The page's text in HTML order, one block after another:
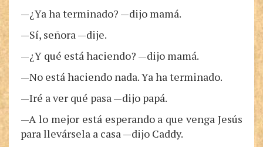
—¿Ya ha terminado? —dijo mamá.
—Sí, señora —dije.
—¿Y qué está haciendo? —dijo mamá.
—No está haciendo nada. Ya ha terminado.
—Iré a ver qué pasa —dijo papá.
—A lo mejor está esperando a que venga Jesús
para llevársela a casa —dijo Caddy.